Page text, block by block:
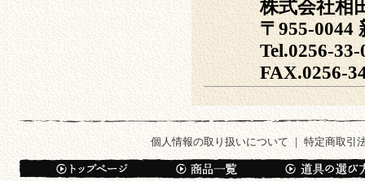
株式会社相田
〒955-0044 新
Tel.0256-33-
FAX.0256-
個人情報の取り扱いについて ｜ 特定商取引